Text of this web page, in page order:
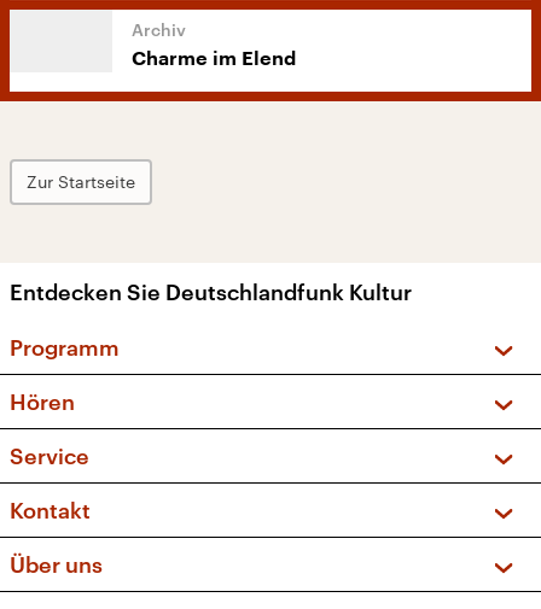
Charme im Elend
Zur Startseite
Entdecken Sie Deutschlandfunk Kultur
Programm
Sendungen und Podcasts
Musikliste
Kakadu – Das Kinderprogramm
Hören
Frequenzen (UKW + DAB+)
Service
FAQ
Apps
Newsletter
Kontakt
Social Media
Über uns